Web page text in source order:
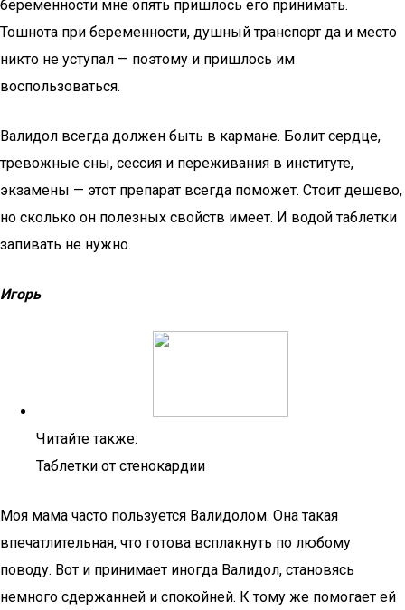
беременности мне опять пришлось его принимать.
Тошнота при беременности, душный транспорт да и место
никто не уступал — поэтому и пришлось им
воспользоваться.
Валидол всегда должен быть в кармане. Болит сердце,
тревожные сны, сессия и переживания в институте,
экзамены — этот препарат всегда поможет. Стоит дешево,
но сколько он полезных свойств имеет. И водой таблетки
запивать не нужно.
Игорь
Читайте также:
Таблетки от стенокардии
Моя мама часто пользуется Валидолом. Она такая
впечатлительная, что готова всплакнуть по любому
поводу. Вот и принимает иногда Валидол, становясь
немного сдержанней и спокойней. К тому же помогает ей